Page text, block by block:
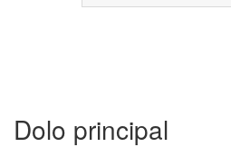
Dolo principal